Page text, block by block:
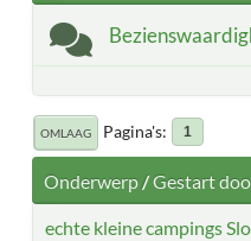
OMLAAG Pagina's 1
Onderwerp/Gestart
echte kleine campings